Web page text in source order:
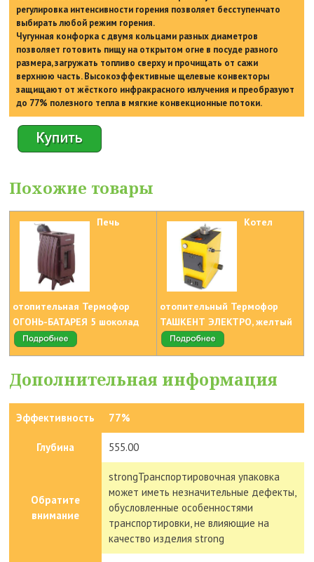
регулировка интенсивности горения позволяет бесступенчато
выбирать любой режим горения.
Чугунная конфорка с двумя кольцами разных диаметров
позволяет готовить пищу на открытом огне в посуде разного
размера, загружать топливо сверху и прочищать от сажи
верхнюю часть. Высокоэффективные щелевые конвекторы
защищают от жёсткого инфракрасного излучения и преобразуют
до 77% полезного тепла в мягкие конвекционные потоки.
Похожие товары
Печь
отопительная Термофор
ОГОНЬ-БАТАРЕЯ 5 шоколад
Котел
отопительный Термофор
ТАШКЕНТ ЭЛЕКТРО, желтый
Дополнительная информация
Эффективность 77%
Глубина 555.00
Обратите
внимание
strongТранспортировочная упаковка
может иметь незначительные дефекты,
обусловленные особенностями
транспортировки, не влияющие на
качество изделия strong